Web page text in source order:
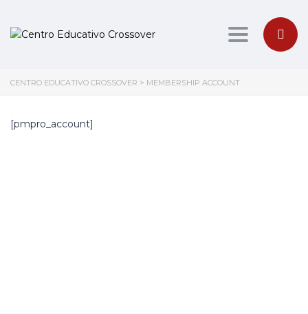
Toggle
CENTRO EDUCATIVO CROSSOVER > MEMBERSHIP ACCOUNT
[pmpro_account]